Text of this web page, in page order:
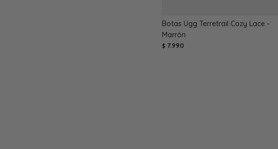
Botas Ugg Terretrail Cozy Lace -
Marrón
$ 7.990